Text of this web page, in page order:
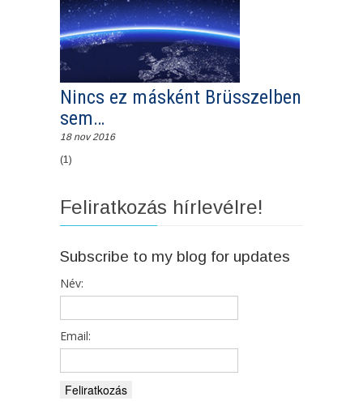
Nincs ez másként Brüsszelben
sem…
18 nov 2016
(1)
Feliratkozás hírlevélre!
Subscribe to my blog for updates
Név:
Email: